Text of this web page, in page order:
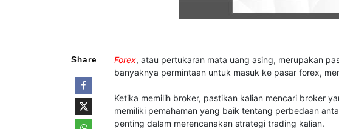
Share Forex, atau pertukaran mata uang asing, merupakan
banyaknya permintaan untuk masuk ke pasar forex,
Ketika memilih broker, pastikan kalian mencari broker
memiliki pemahaman yang baik tentang perbedaan
penting dalam merencanakan strategi trading kalian.